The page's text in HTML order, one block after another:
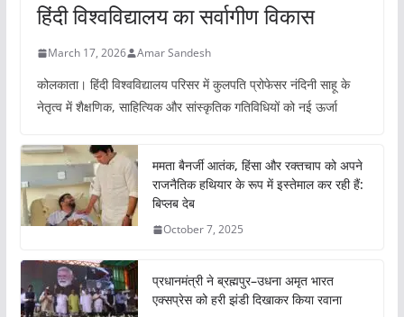
हिंदी विश्वविद्यालय का सर्वागीण विकास
March 17, 2026 Amar Sandesh
कोलकाता। हिंदी विश्वविद्यालय परिसर में कुलपति प्रोफेसर नंदिनी साहू के
नेतृत्व में शैक्षणिक, साहित्यिक और सांस्कृतिक गतिविधियों को नई ऊर्जा
ममता बैनर्जी आतंक, हिंसा और रक्तचाप को अपने
राजनैतिक हथियार के रूप में इस्तेमाल कर रही हैं:
बिप्लब देब
October 7, 2025
प्रधानमंत्री ने ब्रह्मपुर–उधना अमृत भारत
एक्सप्रेस को हरी झंडी दिखाकर किया रवाना